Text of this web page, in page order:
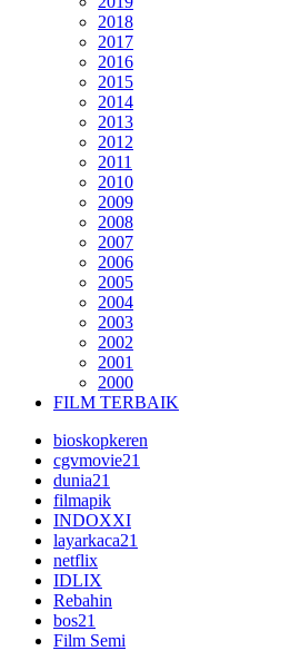
2018
2017
2016
2015
2014
2013
2012
2011
2010
2009
2008
2007
2006
2005
2004
2003
2002
2001
2000
FILM TERBAIK
bioskopkeren
cgvmovie21
dunia21
filmapik
INDOXXI
layarkaca21
netflix
IDLIX
Rebahin
bos21
Film Semi